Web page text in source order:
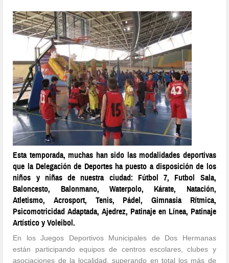
Esta temporada, muchas han sido las modalidades deportivas
que la Delegación de Deportes ha puesto a disposición de los
niños y niñas de nuestra ciudad: Fútbol 7, Futbol Sala,
Baloncesto, Balonmano, Waterpolo, Kárate, Natación,
Atletismo, Acrosport, Tenis, Pádel, Gimnasia Rítmica,
Psicomotricidad Adaptada, Ajedrez, Patinaje en Línea, Patinaje
Artístico y Voleibol.
En los Juegos Deportivos Municipales de Dos Hermanas
están participando equipos de centros escolares, clubes y
asociaciones de la localidad, superando en total los más de